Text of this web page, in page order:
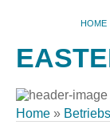
HOME
Home »